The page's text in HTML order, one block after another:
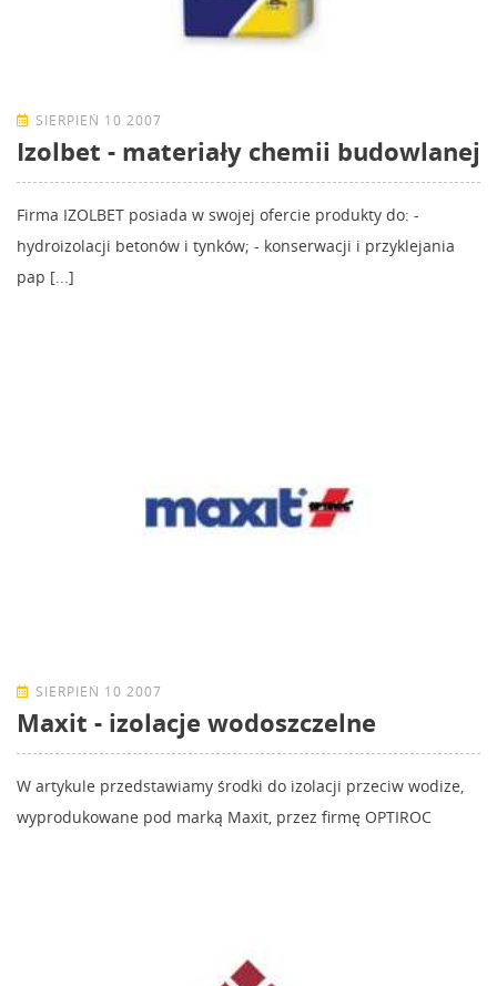
SIERPIEŃ 10 2007
Izolbet - materiały chemii budowlanej
Firma IZOLBET posiada w swojej ofercie produkty do: -
hydroizolacji betonów i tynków; - konserwacji i przyklejania
pap [...]
SIERPIEŃ 10 2007
Maxit - izolacje wodoszczelne
W artykule przedstawiamy środki do izolacji przeciw wodize,
wyprodukowane pod marką Maxit, przez firmę OPTIROC